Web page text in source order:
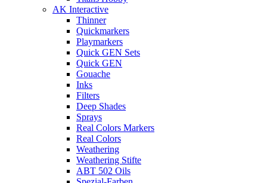
AK Interactive
Thinner
Quickmarkers
Playmarkers
Quick GEN Sets
Quick GEN
Gouache
Inks
Filters
Deep Shades
Sprays
Real Colors Markers
Real Colors
Weathering
Weathering Stifte
ABT 502 Oils